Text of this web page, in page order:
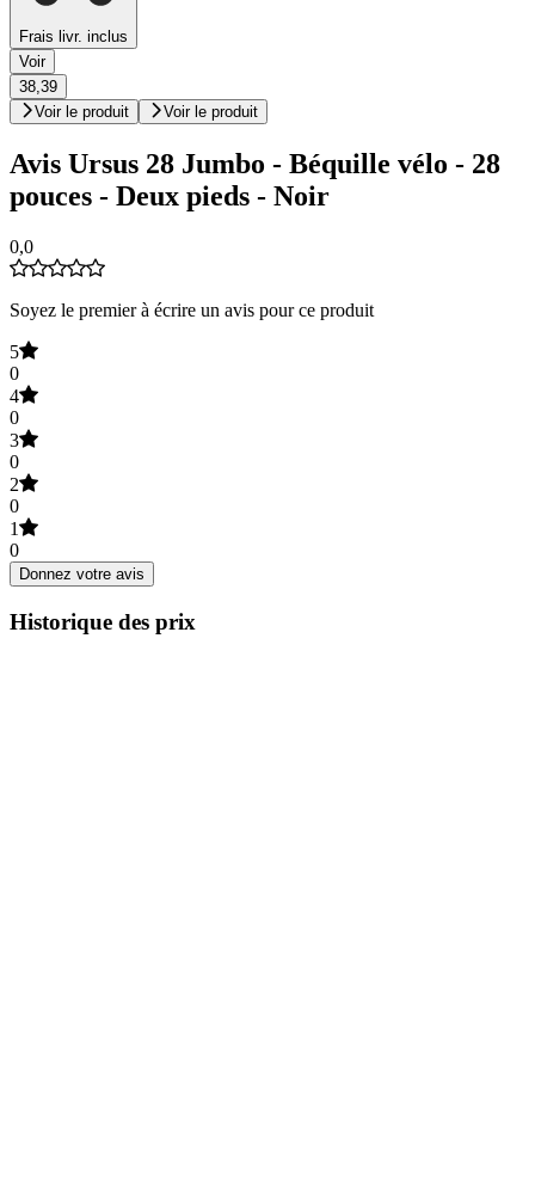
Frais livr. inclus
Voir
38,39
Voir le produit
Voir le produit
Avis Ursus 28 Jumbo - Béquille vélo - 28
pouces - Deux pieds - Noir
0,0
Soyez le premier à écrire un avis pour ce produit
5
0
4
0
3
0
2
0
1
0
Donnez votre avis
Historique des prix